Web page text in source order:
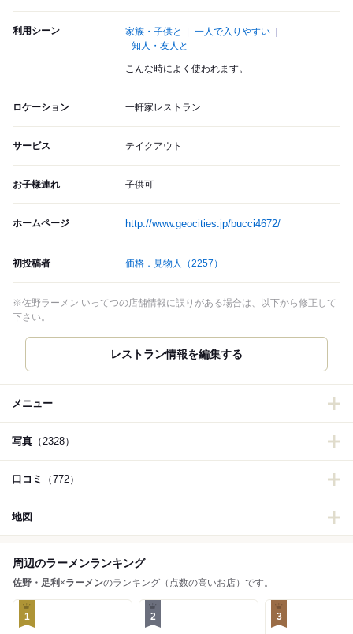
利用シーン 家族・子供と
一人で入りやすい
知人・友人と
こんな時によく使われます。
ロケーション 一軒家レストラン
サービス テイクアウト
お子様連れ 子供可
ホームページ http://www.geocities.jp/bucci4672/
初投稿者 価格．見物人 （2257）
※佐野ラーメン いってつの店舗情報に誤りがある場合は、以下から修正して
下さい。
レストラン情報を編集する
メニュー
写真 （2328）
口コミ （772）
地図
周辺のラーメンランキング
佐野・足利 ×ラーメンのランキング（点数の高いお店）です。
1 2 3